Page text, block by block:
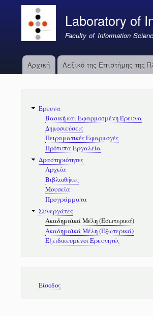
Laboratory of
Faculty of Information
Κεντρική
Αρχική Λεξικό της Επιστήμης της
Σύνδεσμοι
Έρευνα
Βασική και Εφαρμοσμένη Έρευνα
Δημοσιεύσεις
Πειραματικές Εφαρμογές
Πρότυπα Εργαλεία
Δραστηριότητες
Αρχεία
Βιβλιοθήκες
Μουσεία
Προγράμματα
Συνεργάτες
Ακαδημαϊκά Μέλη (Εσωτερικά)
Ακαδημαϊκά Μέλη (Εξωτερικά)
Εξειδικευμένοι Ερευνητές
λογαριασμού
Είσοδος